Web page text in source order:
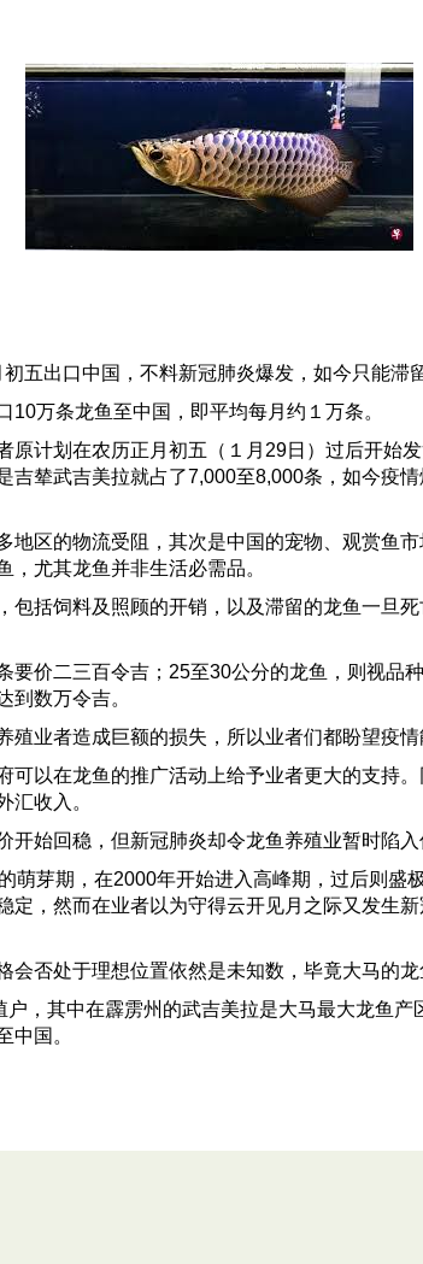
出口中国，不料新冠肺炎爆发，如今只能滞
万条龙鱼至中国，即平均每月约１万条。
计划在农历正月初五（１月29日）过后开始
辇武吉美拉就占了7,000至8,000条，如今疫
区的物流受阻，其次是中国的宠物、观赏鱼
尤其龙鱼并非生活必需品。
饲料及照顾的开销，以及滞留的龙鱼一旦死
价二三百令吉；25至30公分的龙鱼，则视品
到数万令吉。
者造成巨额的损失，所以业者们都盼望疫情
在龙鱼的推广活动上给予业者更大的支持。
汇收入。
回稳，但新冠肺炎却令龙鱼养殖业暂时陷入
芽期，在2000年开始进入高峰期，过后则盛
，然而在业者以为守得云开见月之际又发生
处于理想位置依然是未知数，毕竟大马的龙
其中在霹雳州的武吉美拉是大马最大龙鱼产
中国。